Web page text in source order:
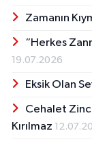
Zamanın
“Herkes
19.07.2026
Eksik Olan
Cehalet
Kırılmaz